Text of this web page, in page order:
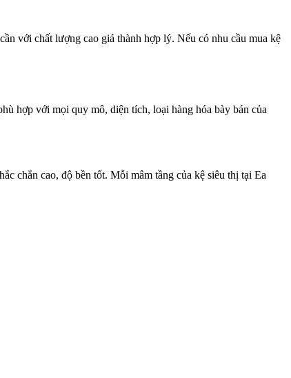
với chất lượng cao giá thành hợp lý. Nếu có nhu cầu mua kệ
hợp với mọi quy mô, diện tích, loại hàng hóa bày bán của
chắn cao, độ bền tốt. Mỗi mâm tầng của kệ siêu thị tại Ea